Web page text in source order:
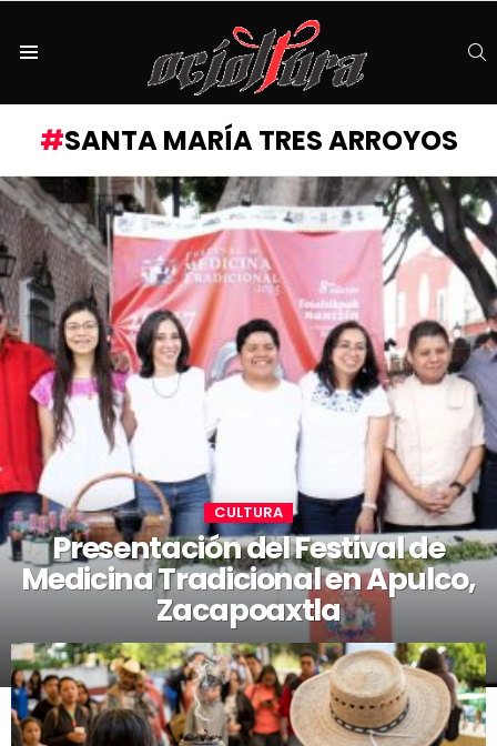
SANTA MARÍA TRES ARROYOS
CULTURA
Presentación del Festival de
Medicina Tradicional en Apulco,
Zacapoaxtla